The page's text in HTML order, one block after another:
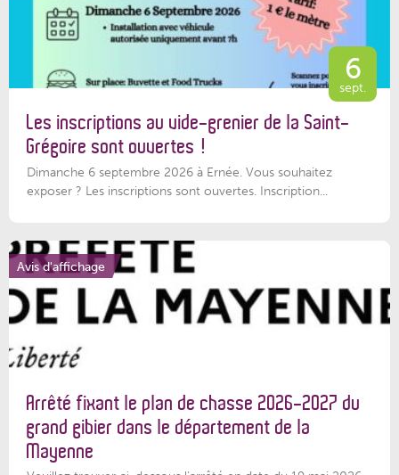
6
sept.
Les inscriptions au vide-grenier de la Saint-
Grégoire sont ouvertes !
Dimanche 6 septembre 2026 à Ernée. Vous souhaitez
exposer ? Les inscriptions sont ouvertes. Inscription...
Avis d'affichage
Arrêté fixant le plan de chasse 2026-2027 du
grand gibier dans le département de la
Mayenne